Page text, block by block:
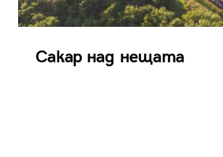
Сакар над нещата